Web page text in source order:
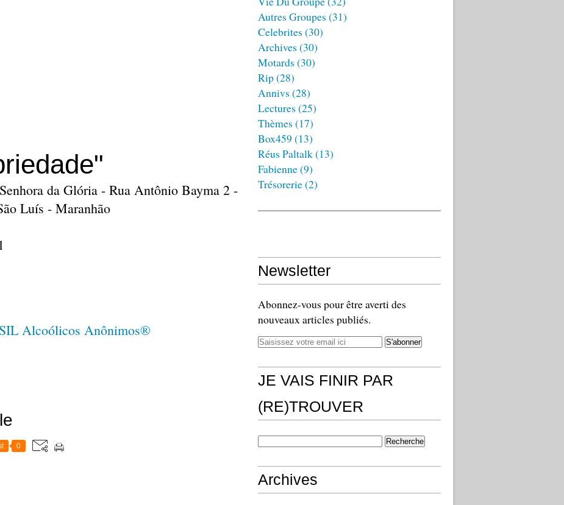
da Glória - Rua Antônio Bayma 2 -
Luís - Maranhão
0
Autres Groupes (31)
Celebrites (30)
Archives (30)
Motards (30)
Rip(28)
Annivs (28)
Lectures (25)
Thèmes (17)
Box459 (13)
Réus Paltalk(13)
Fabienne(9)
Trésorerie(2)
Newsletter
Abonnez-vous pour être averti des
nouveaux articles publiés.
JE VAIS FINIR PAR
(RE)TROUVER
Archives